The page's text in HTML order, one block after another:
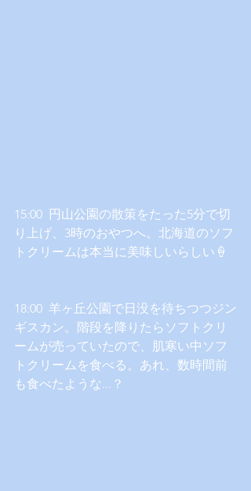
15:00  円山公園の散策をたった5分で切
り上げ、3時のおやつへ。北海道のソフ
トクリームは本当に美味しいらしい🍦
18:00  羊ヶ丘公園で日没を待ちつつジン
ギスカン。階段を降りたらソフトクリ
ームが売っていたので、肌寒い中ソフ
トクリームを食べる。あれ、数時間前
も食べたような...？